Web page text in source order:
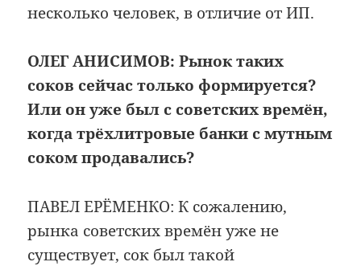
несколько человек, в отличие от ИП.
ОЛЕГ АНИСИМОВ: Рынок таких
соков сейчас только формируется?
Или он уже был с советских времён,
когда трёхлитровые банки с мутным
соком продавались?
ПАВЕЛ ЕРЁМЕНКО: К сожалению,
рынка советских времён уже не
существует, сок был такой